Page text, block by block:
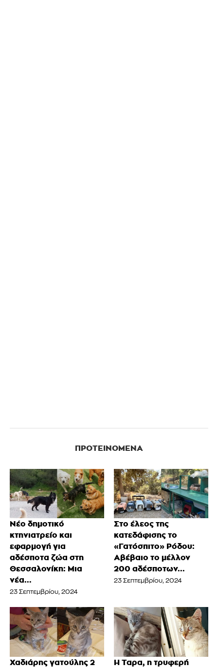
ΠΡΟΤΕΙΝΌΜΕΝΑ
Νέο δημοτικό
κτηνιατρείο και
εφαρμογή για
αδέσποτα ζώα στη
Θεσσαλονίκη: Μια
νέα...
23 Σεπτεμβρίου, 2024
Στο έλεος της
κατεδάφισης το
«Γατόσπιτο» Ρόδου:
Αβέβαιο το μέλλον
200 αδέσποτων...
23 Σεπτεμβρίου, 2024
Χαδιάρης γατούλης 2
Η Ταρα, η τρυφερή